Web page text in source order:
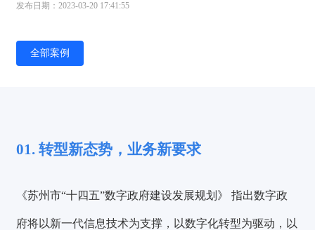
发布日期：2023-03-20 17:41:55
全部案例
01. 转型新态势，业务新要求
《苏州市“十四五”数字政府建设发展规划》 指出数字政
府将以新一代信息技术为支撑，以数字化转型为驱动，以